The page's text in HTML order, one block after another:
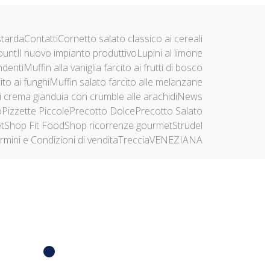
ContattiCornetto salato classico ai cereali
Il nuovo impianto produttivoLupini al limone
Muffin alla vaniglia farcito ai frutti di bosco
ai funghiMuffin salato farcito alle melanzane
gianduia con crumble alle arachidiNews
Pizzette PiccolePrecotto DolcePrecotto Salato
Shop Fit FoodShop ricorrenze gourmetStrudel
e Condizioni di venditaTrecciaVENEZIANA